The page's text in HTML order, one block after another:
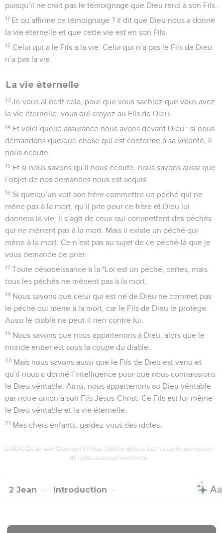
puisqu’il ne croit pas le témoignage que Dieu rend à son Fils.
11 Et qu’affirme ce témoignage ? Il dit que Dieu nous a donné
la vie éternelle et que cette vie est en son Fils.
12 Celui qui a le Fils a la vie. Celui qui n’a pas le Fils de Dieu
n’a pas la vie.
La vie éternelle
13 Je vous ai écrit cela, pour que vous sachiez que vous avez
la vie éternelle, vous qui croyez au Fils de Dieu.
14 Et voici quelle assurance nous avons devant Dieu : si nous
demandons quelque chose qui est conforme à sa volonté, il
nous écoute.
15 Et si nous savons qu’il nous écoute, nous savons aussi que
l’objet de nos demandes nous est acquis.
16 Si quelqu’un voit son frère commettre un péché qui ne
mène pas à la mort, qu’il prie pour ce frère et Dieu lui
donnera la vie. Il s’agit de ceux qui commettent des péchés
qui ne mènent pas à la mort. Mais il existe un péché qui
mène à la mort. Ce n’est pas au sujet de ce péché-là que je
vous demande de prier.
17 Toute désobéissance à la *Loi est un péché, certes, mais
tous les péchés ne mènent pas à la mort.
18 Nous savons que celui qui est né de Dieu ne commet pas
le péché qui mène à la mort, car le Fils de Dieu le protège.
Aussi le diable ne peut-il rien contre lui.
19 Nous savons que nous appartenons à Dieu, alors que le
monde entier est sous la coupe du diable.
20 Mais nous savons aussi que le Fils de Dieu est venu et
qu’il nous a donné l’intelligence pour que nous connaissions
le Dieu véritable. Ainsi, nous appartenons au Dieu véritable
par notre union à son Fils Jésus-Christ. Ce Fils est lui-même
le Dieu véritable et la vie éternelle.
21 Mes chers enfants, gardez-vous des idoles.
La Bible Du Semeur Copyright © 1992, 1999 by Biblica, Inc.® Used by permission.
All rights reserved worldwide.
2 Jean Introduction